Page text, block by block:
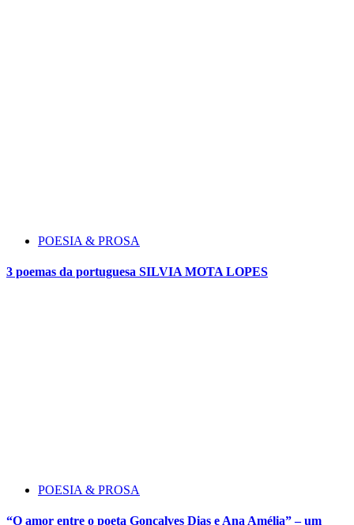
POESIA & PROSA
3 poemas da portuguesa SILVIA MOTA LOPES
POESIA & PROSA
“O amor entre o poeta Gonçalves Dias e Ana Amélia” – um